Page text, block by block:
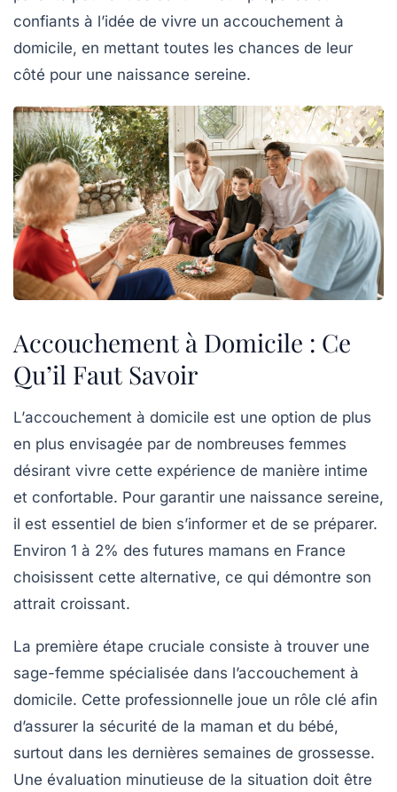
confiants à l’idée de vivre un accouchement à
domicile, en mettant toutes les chances de leur
côté pour une naissance sereine.
Accouchement à Domicile : Ce
Qu’il Faut Savoir
L’accouchement à domicile est une option de plus
en plus envisagée par de nombreuses femmes
désirant vivre cette expérience de manière intime
et confortable. Pour garantir une naissance sereine,
il est essentiel de bien s’informer et de se préparer.
Environ 1 à 2% des futures mamans en France
choisissent cette alternative, ce qui démontre son
attrait croissant.
La première étape cruciale consiste à trouver une
sage-femme spécialisée dans l’accouchement à
domicile. Cette professionnelle joue un rôle clé afin
d’assurer la sécurité de la maman et du bébé,
surtout dans les dernières semaines de grossesse.
Une évaluation minutieuse de la situation doit être